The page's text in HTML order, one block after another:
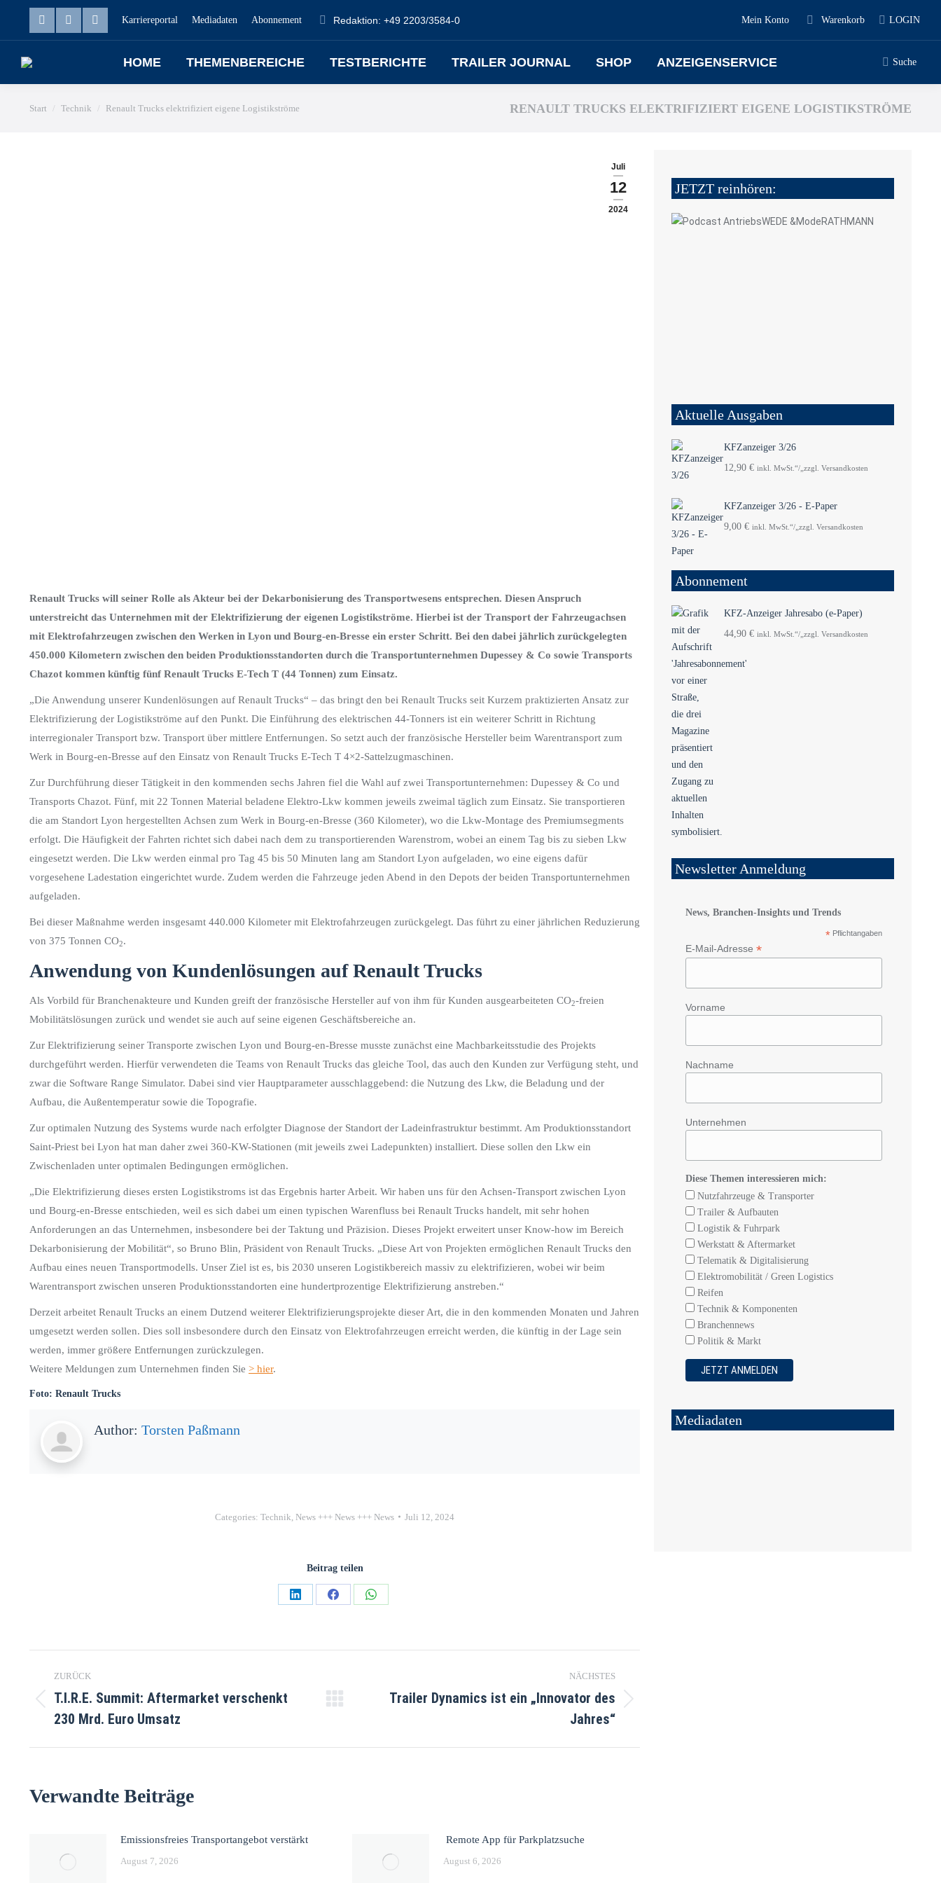
Karriereportal Mediadaten Abonnement Redaktion: +49 2203/3584-0 Mein Konto Warenkorb LOGIN
HOME THEMENBEREICHE TESTBERICHTE TRAILER JOURNAL SHOP ANZEIGENSERVICE Suche
Sie befinden sich hier:
Start Technik Renault Trucks elektrifiziert eigene Logistikströme RENAULT TRUCKS ELEKTRIFIZIERT EIGENE LOGISTIKSTRÖME
Juli
12
2024
Renault Trucks will seiner Rolle als Akteur bei der Dekarbonisierung des Transportwesens entsprechen. Diesen Anspruch
unterstreicht das Unternehmen mit der Elektrifizierung der eigenen Logistikströme. Hierbei ist der Transport der Fahrzeugachsen
mit Elektrofahrzeugen zwischen den Werken in Lyon und Bourg-en-Bresse ein erster Schritt. Bei den dabei jährlich zurückgelegten
450.000 Kilometern zwischen den beiden Produktionsstandorten durch die Transportunternehmen Dupessey & Co sowie Transports
Chazot kommen künftig fünf Renault Trucks E-Tech T (44 Tonnen) zum Einsatz.
„Die Anwendung unserer Kundenlösungen auf Renault Trucks“ – das bringt den bei Renault Trucks seit Kurzem praktizierten Ansatz zur
Elektrifizierung der Logistikströme auf den Punkt. Die Einführung des elektrischen 44-Tonners ist ein weiterer Schritt in Richtung
interregionaler Transport bzw. Transport über mittlere Entfernungen. So setzt auch der französische Hersteller beim Warentransport zum
Werk in Bourg-en-Bresse auf den Einsatz von Renault Trucks E-Tech T 4×2-Sattelzugmaschinen.
Zur Durchführung dieser Tätigkeit in den kommenden sechs Jahren fiel die Wahl auf zwei Transportunternehmen: Dupessey & Co und
Transports Chazot. Fünf, mit 22 Tonnen Material beladene Elektro-Lkw kommen jeweils zweimal täglich zum Einsatz. Sie transportieren
die am Standort Lyon hergestellten Achsen zum Werk in Bourg-en-Bresse (360 Kilometer), wo die Lkw-Montage des Premiumsegments
erfolgt. Die Häufigkeit der Fahrten richtet sich dabei nach dem zu transportierenden Warenstrom, wobei an einem Tag bis zu sieben Lkw
eingesetzt werden. Die Lkw werden einmal pro Tag 45 bis 50 Minuten lang am Standort Lyon aufgeladen, wo eine eigens dafür
vorgesehene Ladestation eingerichtet wurde. Zudem werden die Fahrzeuge jeden Abend in den Depots der beiden Transportunternehmen
aufgeladen.
Bei dieser Maßnahme werden insgesamt 440.000 Kilometer mit Elektrofahrzeugen zurückgelegt. Das führt zu einer jährlichen Reduzierung
von 375 Tonnen CO2.
Anwendung von Kundenlösungen auf Renault Trucks
Als Vorbild für Branchenakteure und Kunden greift der französische Hersteller auf von ihm für Kunden ausgearbeiteten CO2-freien
Mobilitätslösungen zurück und wendet sie auch auf seine eigenen Geschäftsbereiche an.
Zur Elektrifizierung seiner Transporte zwischen Lyon und Bourg-en-Bresse musste zunächst eine Machbarkeitsstudie des Projekts
durchgeführt werden. Hierfür verwendeten die Teams von Renault Trucks das gleiche Tool, das auch den Kunden zur Verfügung steht, und
zwar die Software Range Simulator. Dabei sind vier Hauptparameter ausschlaggebend: die Nutzung des Lkw, die Beladung und der
Aufbau, die Außentemperatur sowie die Topografie.
Zur optimalen Nutzung des Systems wurde nach erfolgter Diagnose der Standort der Ladeinfrastruktur bestimmt. Am Produktionsstandort
Saint-Priest bei Lyon hat man daher zwei 360-KW-Stationen (mit jeweils zwei Ladepunkten) installiert. Diese sollen den Lkw ein
Zwischenladen unter optimalen Bedingungen ermöglichen.
„Die Elektrifizierung dieses ersten Logistikstroms ist das Ergebnis harter Arbeit. Wir haben uns für den Achsen-Transport zwischen Lyon
und Bourg-en-Bresse entschieden, weil es sich dabei um einen typischen Warenfluss bei Renault Trucks handelt, mit sehr hohen
Anforderungen an das Unternehmen, insbesondere bei der Taktung und Präzision. Dieses Projekt erweitert unser Know-how im Bereich
Dekarbonisierung der Mobilität“, so Bruno Blin, Präsident von Renault Trucks. „Diese Art von Projekten ermöglichen Renault Trucks den
Aufbau eines neuen Transportmodells. Unser Ziel ist es, bis 2030 unseren Logistikbereich massiv zu elektrifizieren, wobei wir beim
Warentransport zwischen unseren Produktionsstandorten eine hundertprozentige Elektrifizierung anstreben.“
Derzeit arbeitet Renault Trucks an einem Dutzend weiterer Elektrifizierungsprojekte dieser Art, die in den kommenden Monaten und Jahren
umgesetzt werden sollen. Dies soll insbesondere durch den Einsatz von Elektrofahrzeugen erreicht werden, die künftig in der Lage sein
werden, immer größere Entfernungen zurückzulegen.
Weitere Meldungen zum Unternehmen finden Sie > hier.
Foto: Renault Trucks
Author: Torsten Paßmann
Categories: Technik News +++ News +++ News Juli 12, 2024
Beitrag teilen
ZURÜCK
T.I.R.E. Summit: Aftermarket verschenkt
230 Mrd. Euro Umsatz
NÄCHSTES
Trailer Dynamics ist ein „Innovator des
Jahres“
Verwandte Beiträge
Emissionsfreies Transportangebot verstärkt
August 7, 2026
Remote App für Parkplatzsuche
August 6, 2026
JETZT reinhören:
Aktuelle Ausgaben
KFZanzeiger 3/26
12,90 € inkl. MwSt.“/„zzgl. Versandkosten
KFZanzeiger 3/26 - E-Paper
9,00 € inkl. MwSt.“/„zzgl. Versandkosten
Abonnement
KFZ-Anzeiger Jahresabo (e-Paper)
44,90 € inkl. MwSt.“/„zzgl. Versandkosten
Newsletter Anmeldung
News, Branchen-Insights und Trends
* Pflichtangaben
E-Mail-Adresse *
Vorname
Nachname
Unternehmen
Diese Themen interessieren mich:
Nutzfahrzeuge & Transporter
Trailer & Aufbauten
Logistik & Fuhrpark
Werkstatt & Aftermarket
Telematik & Digitalisierung
Elektromobilität / Green Logistics
Reifen
Technik & Komponenten
Branchennews
Politik & Markt
Mediadaten